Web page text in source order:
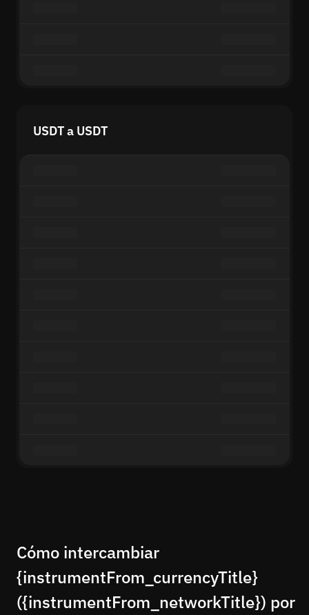
USDT a USDT
Cómo intercambiar
{instrumentFrom_currencyTitle}
({instrumentFrom_networkTitle}) por